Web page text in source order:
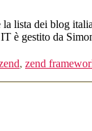
lista dei blog
è gestito da
, zend